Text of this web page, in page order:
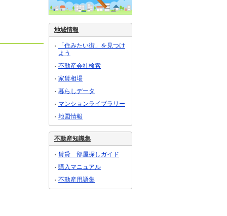
地域情報
「住みたい街」を見つけ
よう
不動産会社検索
家賃相場
暮らしデータ
マンションライブラリー
地図情報
不動産知識集
賃貸 部屋探しガイド
購入マニュアル
不動産用語集